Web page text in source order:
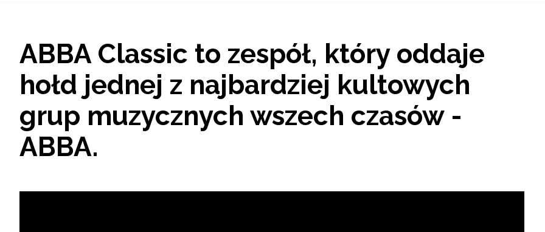
ABBA Classic to zespół, który oddaje
hołd jednej z najbardziej kultowych
grup muzycznych wszech czasów -
ABBA.